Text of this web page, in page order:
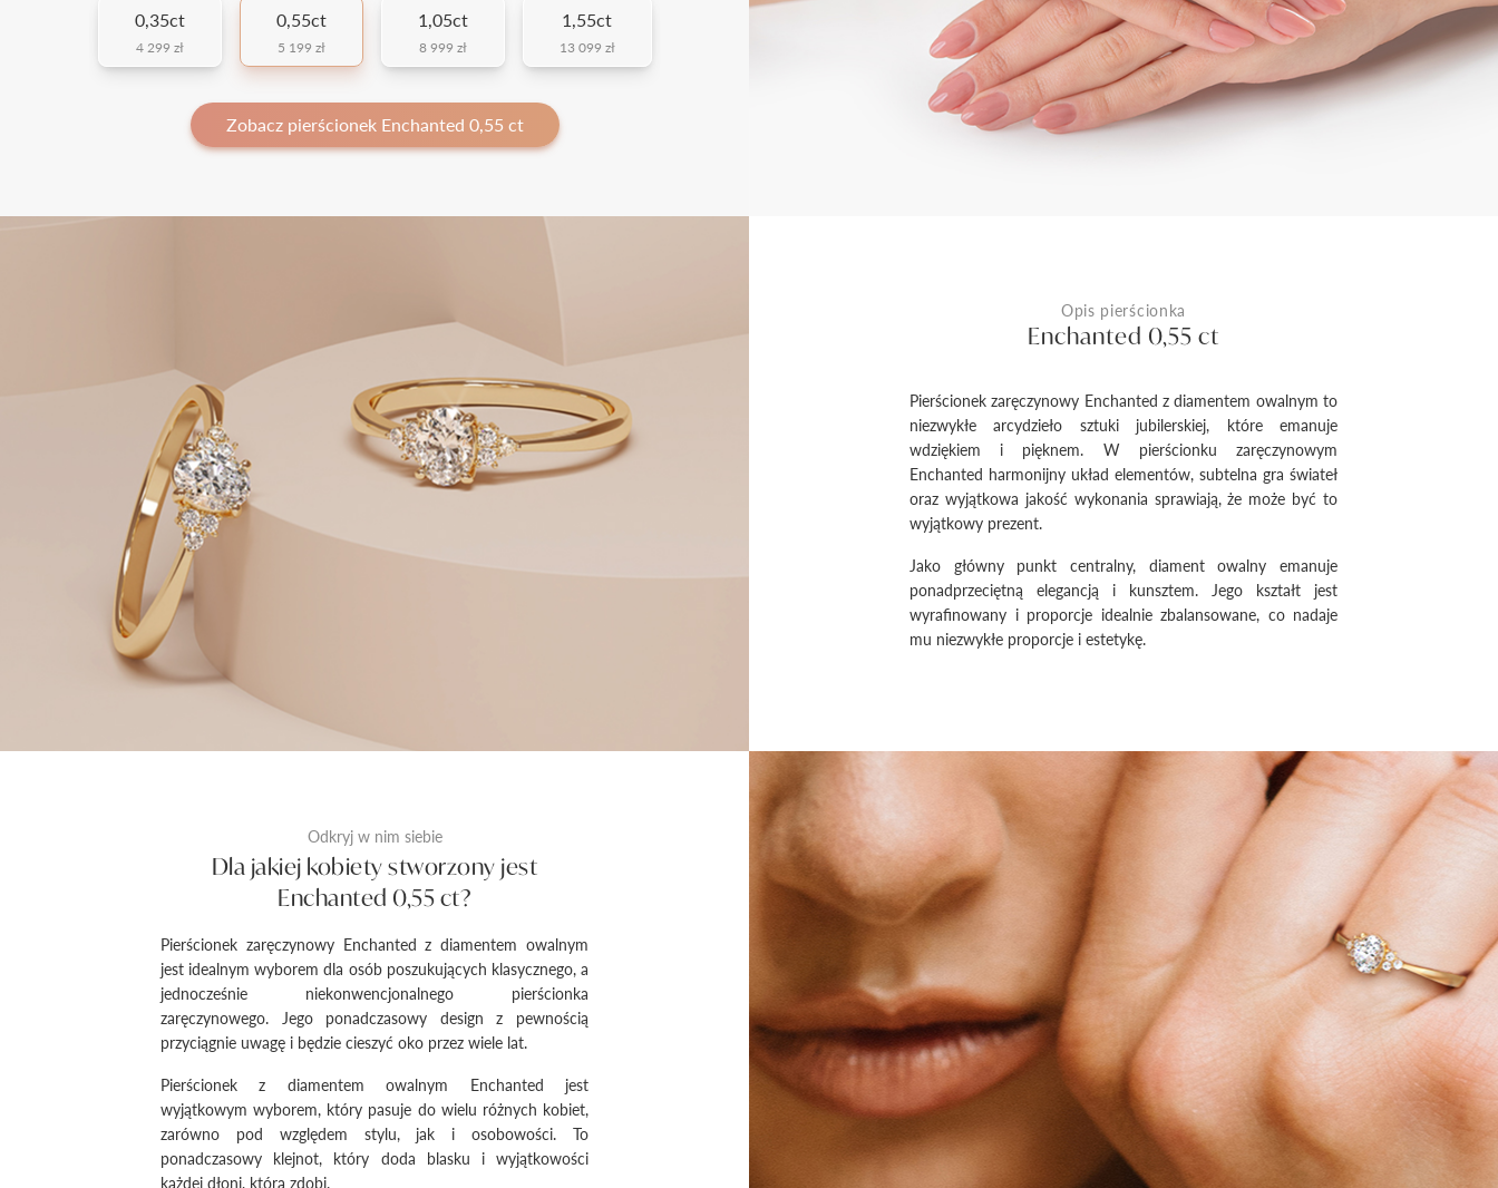
0,35ct
4 299 zł
0,55ct
5 199 zł
1,05ct
8 999 zł
1,55ct
13 099 zł
Zobacz pierścionek Enchanted 0,55 ct
Opis pierścionka
Enchanted 0,55 ct
Pierścionek zaręczynowy Enchanted z diamentem owalnym to
niezwykłe arcydzieło sztuki jubilerskiej, które emanuje
wdziękiem i pięknem. W pierścionku zaręczynowym
Enchanted harmonijny układ elementów, subtelna gra świateł
oraz wyjątkowa jakość wykonania sprawiają, że może być to
wyjątkowy prezent.
Jako główny punkt centralny, diament owalny emanuje
ponadprzeciętną elegancją i kunsztem. Jego kształt jest
wyrafinowany i proporcje idealnie zbalansowane, co nadaje
mu niezwykłe proporcje i estetykę.
Odkryj w nim siebie
Dla jakiej kobiety stworzony jest
Enchanted 0,55 ct?
Pierścionek zaręczynowy Enchanted z diamentem owalnym
jest idealnym wyborem dla osób poszukujących klasycznego, a
jednocześnie niekonwencjonalnego pierścionka
zaręczynowego. Jego ponadczasowy design z pewnością
przyciągnie uwagę i będzie cieszyć oko przez wiele lat.
Pierścionek z diamentem owalnym Enchanted jest
wyjątkowym wyborem, który pasuje do wielu różnych kobiet,
zarówno pod względem stylu, jak i osobowości. To
ponadczasowy klejnot, który doda blasku i wyjątkowości
każdej dłoni, którą zdobi.